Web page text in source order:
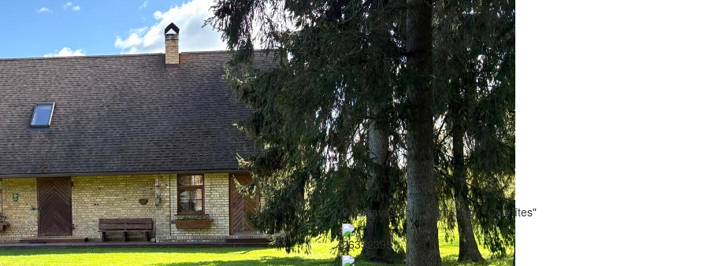
Jelgavas nov., Cenu pag., "Caunītes"
26352395